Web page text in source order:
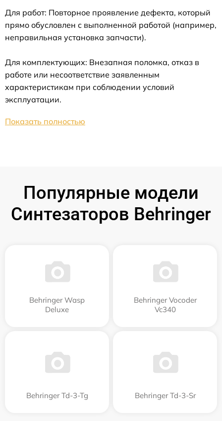
Для работ: Повторное проявление дефекта, который
прямо обусловлен с выполненной работой (например,
неправильная установка запчасти).
Для комплектующих: Внезапная поломка, отказ в
работе или несоответствие заявленным
характеристикам при соблюдении условий
эксплуатации.
Показать полностью
Популярные модели
Синтезаторов Behringer
Behringer Wasp
Deluxe
Behringer Vocoder
Vc340
Behringer Td-3-Tg Behringer Td-3-Sr